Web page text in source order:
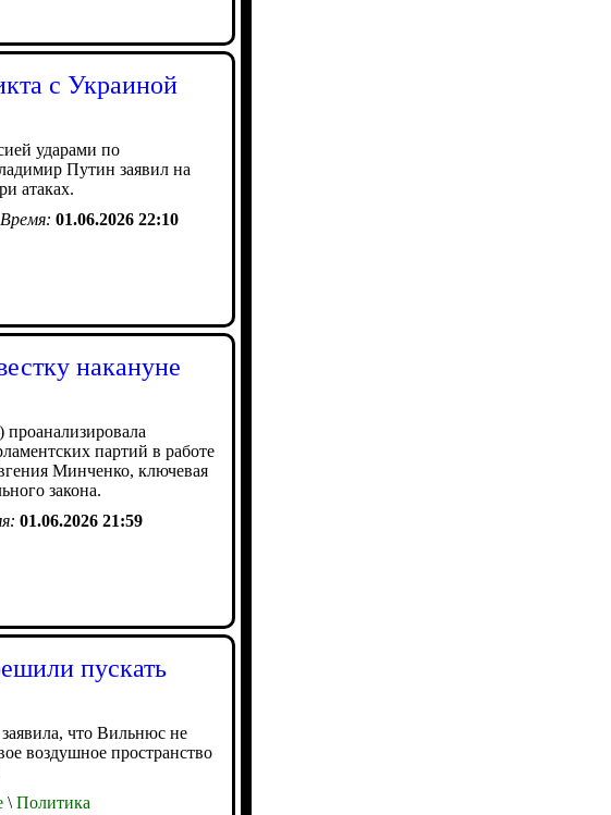
с Украиной
ударами по
Путин заявил на
атаках.
Время: 01.06.2026 22:10
накануне
партий в работе
Минченко, ключевая
закона.
01.06.2026 21:59
пускать
что Вильнюс не
воздушное пространство
\ Политика